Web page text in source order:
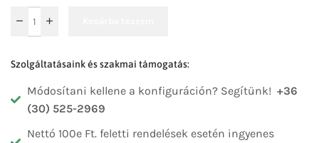
Szolgáltatásaink és szakmai támogatás:
Módosítani kellene a konfiguráción? Segítünk! +36
(30) 525-2969
Nettó 100e Ft. feletti rendelések esetén ingyenes